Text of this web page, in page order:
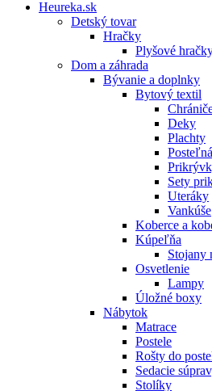
Heureka.sk
Detský tovar
Hračky
Plyšové
Dom a záhrada
Bývanie a doplnky
Bytový textil
Deky
Plachty
Sety
Uteráky
Vankúše
Koberce a
Kúpeľňa
Stojany
Osvetlenie
Lampy
Úložné boxy
Nábytok
Matrace
Postele
Rošty do
Sedacie
Stolíky